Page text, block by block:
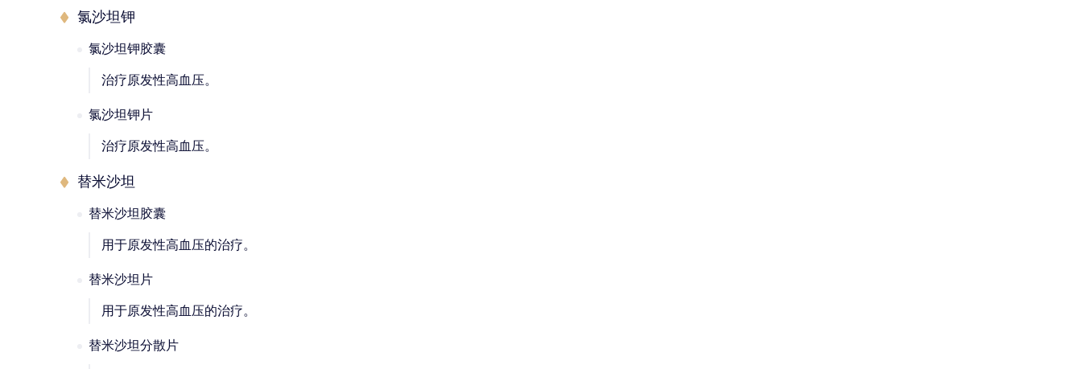
氯沙坦钾
氯沙坦钾胶囊
治疗原发性高血压。
氯沙坦钾片
治疗原发性高血压。
替米沙坦
替米沙坦胶囊
用于原发性高血压的治疗。
替米沙坦片
用于原发性高血压的治疗。
替米沙坦分散片